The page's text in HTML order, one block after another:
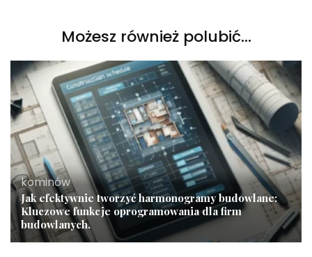
Możesz również polubić…
kominów
Jak efektywnie tworzyć harmonogramy budowlane:
Kluczowe funkcje oprogramowania dla firm
budowlanych.